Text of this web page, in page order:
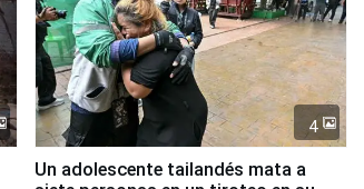
4
Un adolescente tailandés mata a